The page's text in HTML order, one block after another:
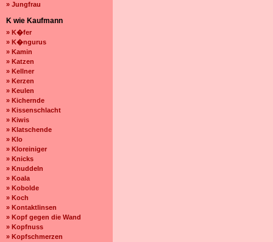
» Jungfrau
K wie Kaufmann
» K�fer
» K�ngurus
» Kamin
» Katzen
» Kellner
» Kerzen
» Keulen
» Kichernde
» Kissenschlacht
» Kiwis
» Klatschende
» Klo
» Kloreiniger
» Knicks
» Knuddeln
» Koala
» Kobolde
» Koch
» Kontaktlinsen
» Kopf gegen die Wand
» Kopfnuss
» Kopfschmerzen